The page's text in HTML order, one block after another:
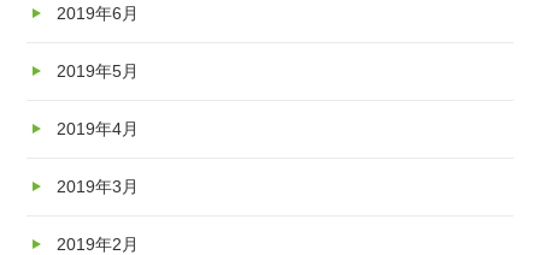
2019年6月
2019年5月
2019年4月
2019年3月
2019年2月